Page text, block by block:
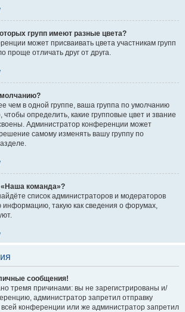
групп имеют разные цвета?
может присваивать цвета участникам групп
проще отличать друг от друга.
чем в одной группе, ваша группа по умолчанию
чтобы определить, какие групповые цвет и звание
Администратор конференции может
самому изменять вашу группу по
«Наша команда»?
список администраторов и модераторов
информацию, такую как сведения о форумах,
сообщения!
тремя причинами: вы не зарегистрированы и/
администратор запретил отправку
конференции или же администратор запретил